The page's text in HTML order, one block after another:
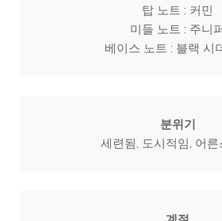
탑 노트 : 커민
미들 노트 : 주니
베이스 노트 : 블랙 시
분위기
세련됨, 도시적임, 어른